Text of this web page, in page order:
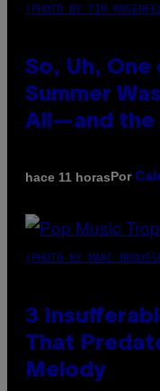
(PHOTO BY TIM
So, Uh,
Summer
All—and the
hace 11 horasPor
(PHOTO BY MARC
3
That
Melody